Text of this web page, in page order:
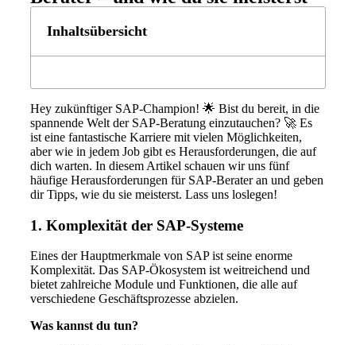
Inhaltsübersicht
Hey zukünftiger SAP-Champion! 🌟 Bist du bereit, in die
spannende Welt der SAP-Beratung einzutauchen? 🚀 Es
ist eine fantastische Karriere mit vielen Möglichkeiten,
aber wie in jedem Job gibt es Herausforderungen, die auf
dich warten. In diesem Artikel schauen wir uns fünf
häufige Herausforderungen für SAP-Berater an und geben
dir Tipps, wie du sie meisterst. Lass uns loslegen!
1. Komplexität der SAP-Systeme
Eines der Hauptmerkmale von SAP ist seine enorme
Komplexität. Das SAP-Ökosystem ist weitreichend und
bietet zahlreiche Module und Funktionen, die alle auf
verschiedene Geschäftsprozesse abzielen.
Was kannst du tun?